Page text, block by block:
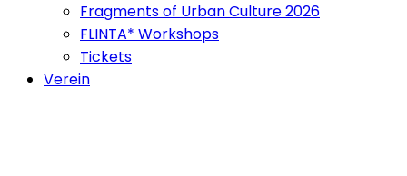
Fragments of Urban Culture 2026
FLINTA* Workshops
Tickets
Verein